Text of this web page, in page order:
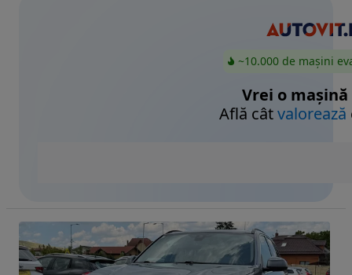
~10.000 de mașini
Vrei o mașină
Află câtvalorează